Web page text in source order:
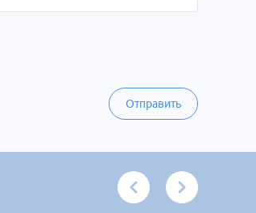
Отправить